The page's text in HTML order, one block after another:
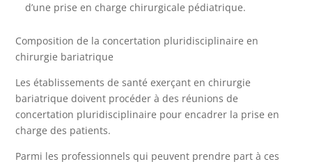
d’une prise en charge chirurgicale pédiatrique.
Composition de la concertation pluridisciplinaire en
chirurgie bariatrique
Les établissements de santé exerçant en chirurgie
bariatrique doivent procéder à des réunions de
concertation pluridisciplinaire pour encadrer la prise en
charge des patients.
Parmi les professionnels qui peuvent prendre part à ces